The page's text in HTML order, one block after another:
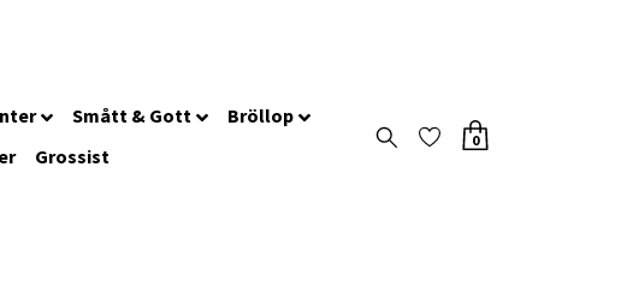
Smått & Gott
Bröllop
Grossist
0